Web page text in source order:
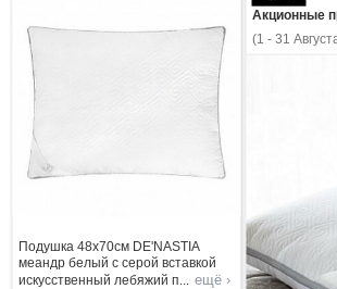
Подушка 48x70см DE'NASTIA
меандр белый с серой вставкой
искусственный лебяжий п
ещё ›
Акционные
(1 - 31